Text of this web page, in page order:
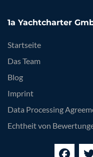
1a Yachtcharter
Startseite
Das Team
Blog
Imprint
Data Processing
Echtheit von